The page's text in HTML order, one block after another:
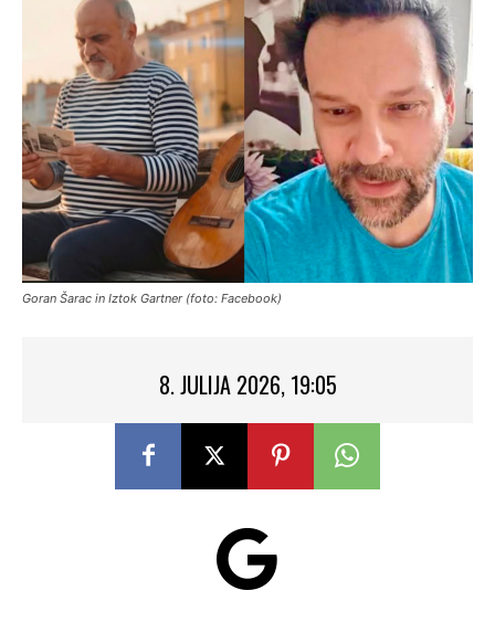
Goran Šarac in Iztok Gartner (foto: Facebook)
8. JULIJA 2026, 19:05